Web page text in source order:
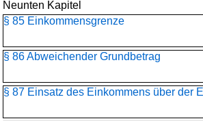
Neunten Kapitel
§ 85 Einkommensgrenze
§ 86 Abweichender Grundbetrag
§ 87 Einsatz des Einkommens über der